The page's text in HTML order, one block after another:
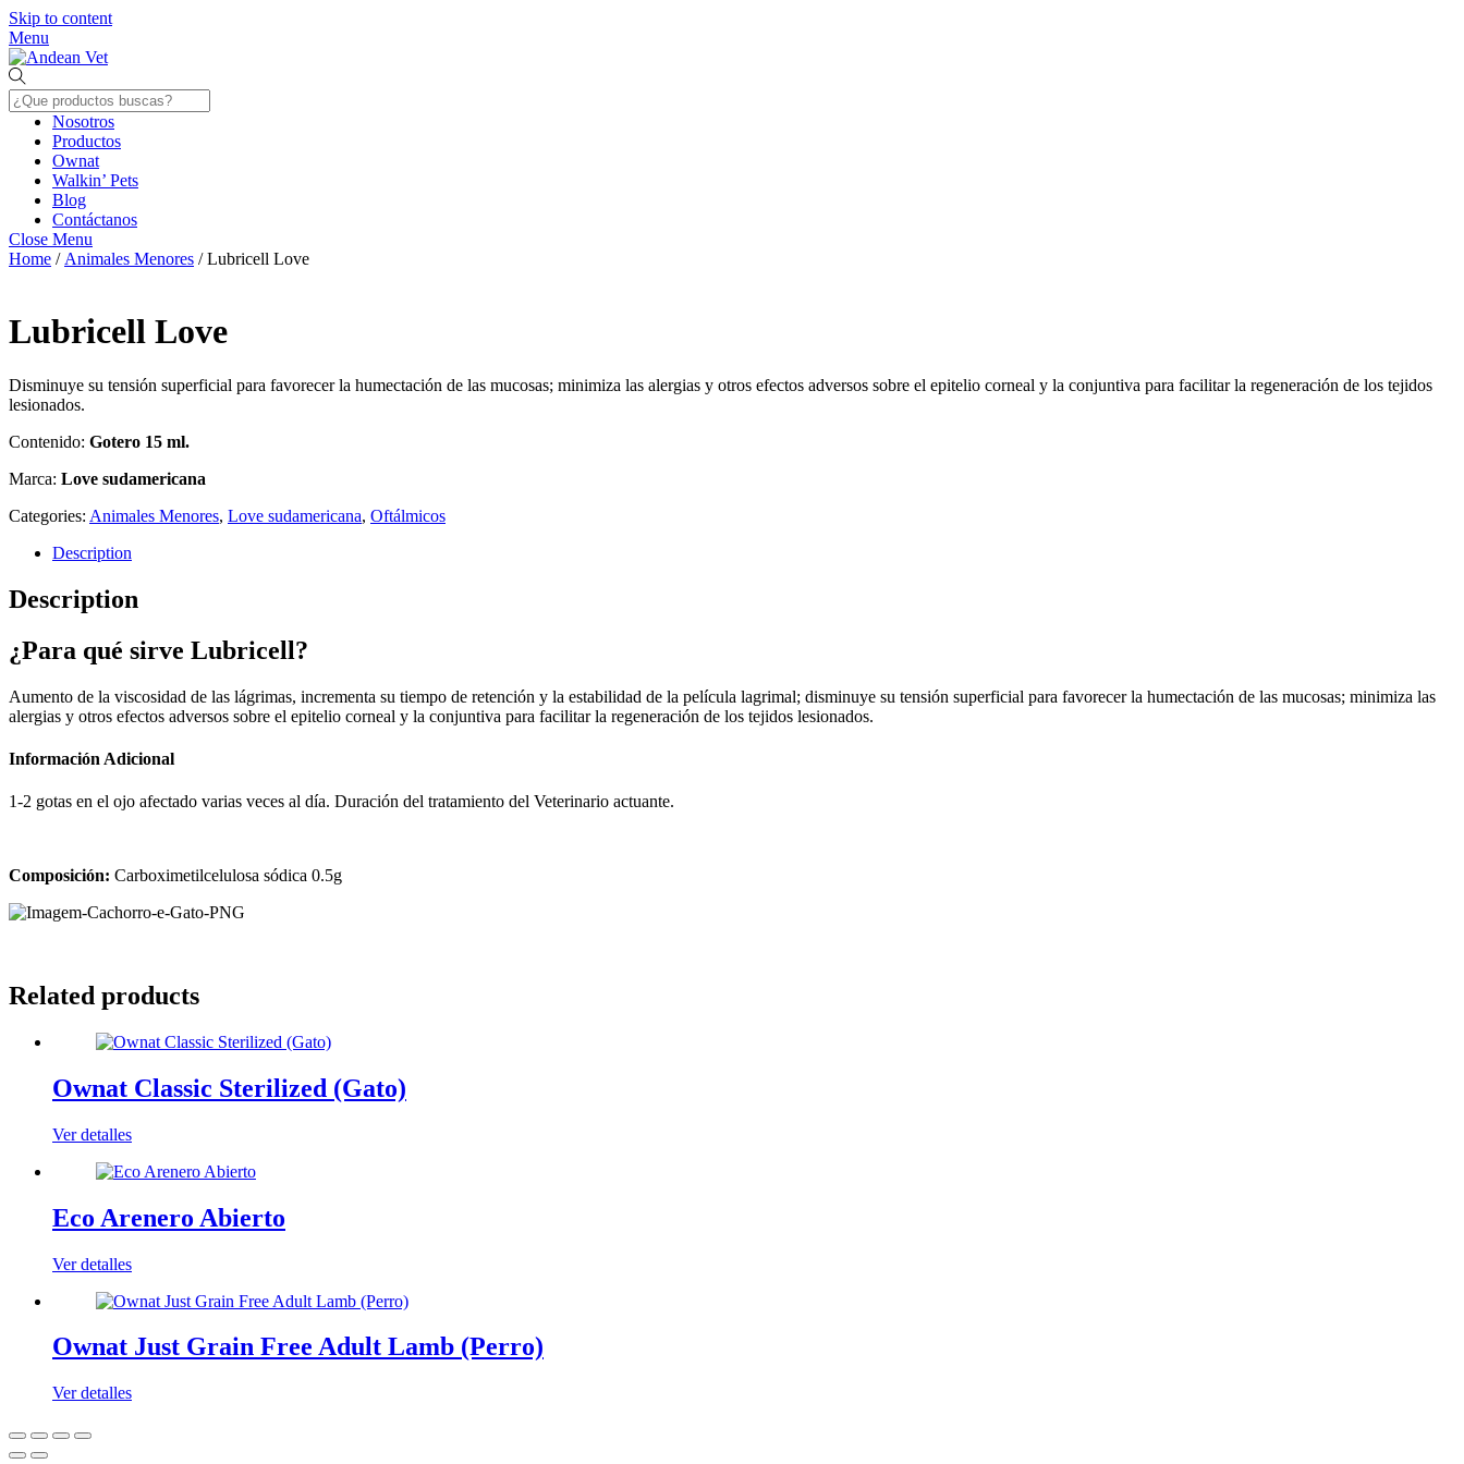
Skip to content
Menu
Nosotros
Productos
Ownat
Walkin’ Pets
Blog
Contáctanos
Close Menu
Home / Animales Menores / Lubricell Love
Lubricell Love
Disminuye su tensión superficial para favorecer la humectación de las mucosas; minimiza las alergias y otros efectos adversos sobre el epitelio corneal y la conjuntiva para facilitar la regeneración de los tejidos
lesionados.
Contenido: Gotero 15 ml.
Marca: Love sudamericana
Categories: Animales Menores, Love sudamericana, Oftálmicos
Description
Description
¿Para qué sirve Lubricell?
Aumento de la viscosidad de las lágrimas, incrementa su tiempo de retención y la estabilidad de la película lagrimal; disminuye su tensión superficial para favorecer la humectación de las mucosas; minimiza las
alergias y otros efectos adversos sobre el epitelio corneal y la conjuntiva para facilitar la regeneración de los tejidos lesionados.
Información Adicional
1-2 gotas en el ojo afectado varias veces al día. Duración del tratamiento del Veterinario actuante.
Composición: Carboximetilcelulosa sódica 0.5g
Related products
Ownat Classic Sterilized (Gato)
Ver detalles
Eco Arenero Abierto
Ver detalles
Ownat Just Grain Free Adult Lamb (Perro)
Ver detalles